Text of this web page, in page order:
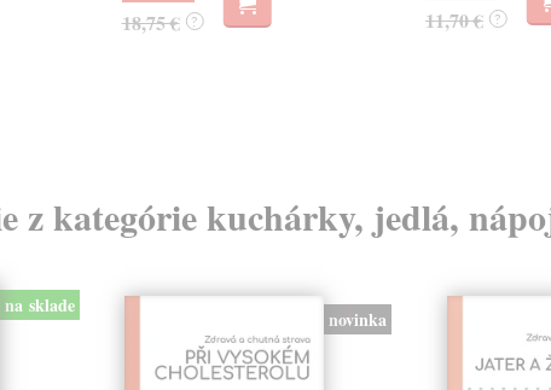
18,75 € ? 11,70 € ?
z kategórie kuchárky, jedlá,
na sklade
novinka